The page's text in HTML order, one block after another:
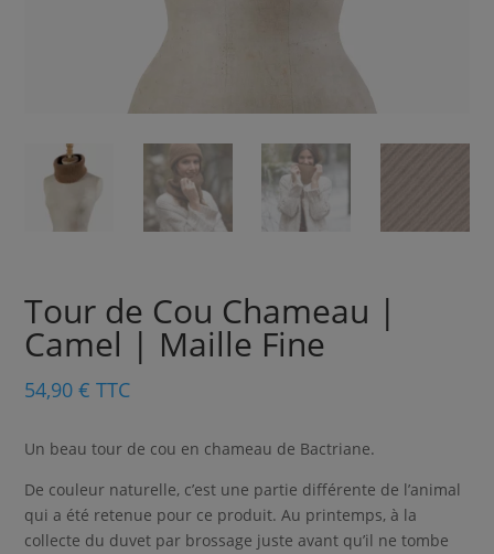
Tour de Cou Chameau |
Camel | Maille Fine
54,90€ TTC
Un beau tour de cou en chameau de Bactriane.
De couleur naturelle, c’est une partie différente de l’animal
qui a été retenue pour ce produit. Au printemps, à la
collecte du duvet par brossage juste avant qu’il ne tombe